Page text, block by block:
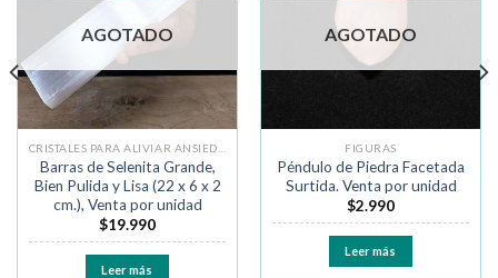
AGOTADO
Barras de Selenita Grande,
Bien Pulida y Lisa (22 x 6 x 2
cm.), Venta por unidad
$19.990
Leer más
AGOTADO
FIGURAS
Péndulo de Piedra Facetada
Surtida. Venta por unidad
$2.990
Leer más